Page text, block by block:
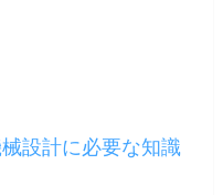
設計に必要な知識